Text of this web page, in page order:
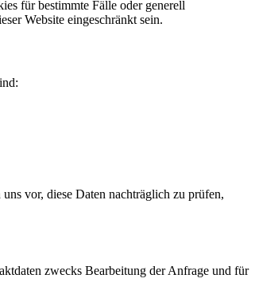
für bestimmte Fälle oder generell
Website eingeschränkt sein.
vor, diese Daten nachträglich zu prüfen,
zwecks Bearbeitung der Anfrage und für